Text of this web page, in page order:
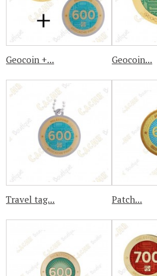
Geocoin +... Geocoin...
Travel tag... Patch...